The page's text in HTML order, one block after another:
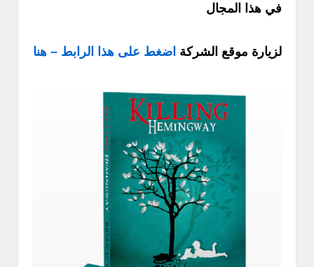
في هذا المجال
لزيارة موقع الشركة اضغط على هذا الرابط – هنا